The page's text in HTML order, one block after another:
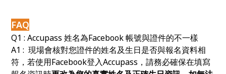
FAQ
Q1 : Accupass姓名為Facebook 帳號與證件的不一樣
A1 : 現場會核對您證件的姓名及生日是否與報名資料相
符，若使用Facebook登入Accupass，請務必確保在填寫